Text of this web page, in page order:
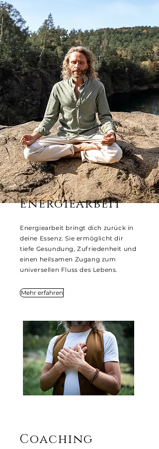
Energiearbeit
Energiearbeit bringt dich zurück in
deine Essenz. Sie ermöglicht dir
tiefe Gesundung, Zufriedenheit und
einen heilsamen Zugang zum
universellen Fluss des Lebens.
Mehr erfahren
Coaching